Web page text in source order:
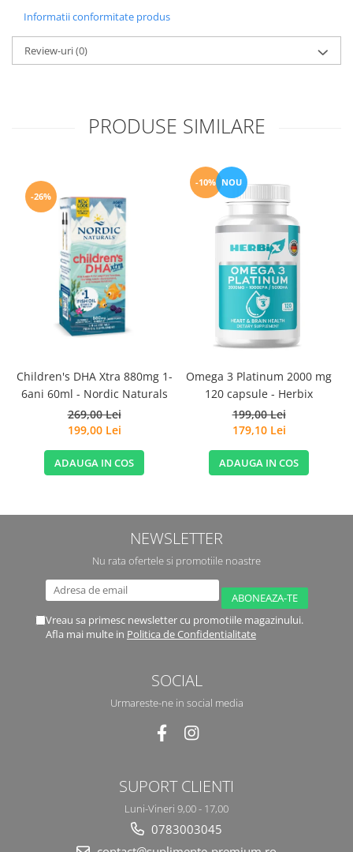
Informatii conformitate produs
Review-uri(0)
PRODUSE SIMILARE
-26%
Children's DHA Xtra 880mg 1-
6ani 60ml - Nordic Naturals
269,00 Lei
199,00 Lei
ADAUGA IN COS
-10% NOU
Omega 3 Platinum 2000 mg
120 capsule - Herbix
199,00 Lei
179,10 Lei
ADAUGA IN COS
NEWSLETTER
Nu rata ofertele si promotiile noastre
Vreau sa primesc newsletter cu promotiile magazinului.
Afla mai multe in Politica de Confidentialitate
SOCIAL
Urmareste-ne in social media
SUPORT CLIENTI
Luni-Vineri 9,00 - 17,00
0783003045